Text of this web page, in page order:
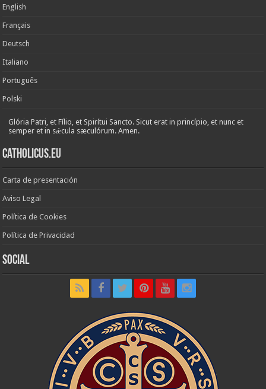
English
Français
Deutsch
Italiano
Português
Polski
Glória Patri, et Fílio, et Spirítui Sancto. Sicut erat in princípio, et nunc et
semper et in sǽcula sæculórum. Amen.
Catholicus.eu
Carta de presentación
Aviso Legal
Política de Cookies
Política de Privacidad
Social